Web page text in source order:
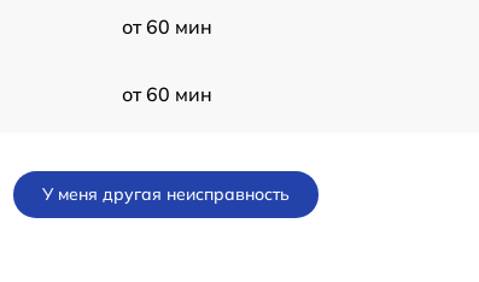
от 60 мин
от 60 мин
У меня другая неисправность